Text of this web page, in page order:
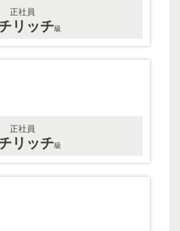
正社員
リッチ級
正社員
リッチ級